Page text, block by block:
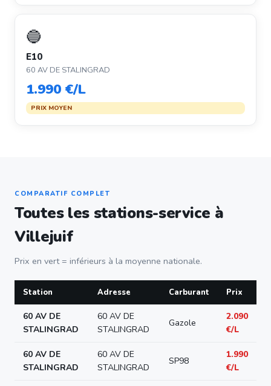
🔵
E10
60 AV DE STALINGRAD
1.990 €/L
PRIX MOYEN
COMPARATIF COMPLET
Toutes les stations-service à
Villejuif
Prix en vert = inférieurs à la moyenne nationale.
Station Adresse Carburant Prix
60 AV DE
STALINGRAD
60 AV DE
STALINGRAD
Gazole
2.090
€/L
60 AV DE
STALINGRAD
60 AV DE
STALINGRAD
SP98
1.990
€/L